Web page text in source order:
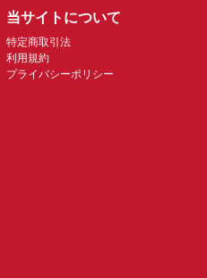
当サイトについて
特定商取引法
利用規約
プライバシーポリシー